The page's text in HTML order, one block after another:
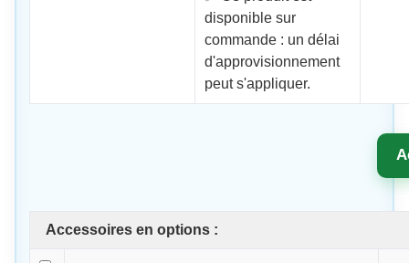
disponible sur
commande : un délai
d'approvisionnement
peut s'appliquer.
Accessoires en options :